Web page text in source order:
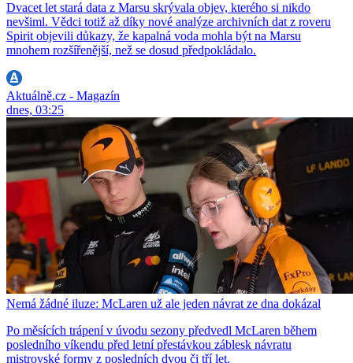
Dvacet let stará data z Marsu skrývala objev, kterého si nikdo
nevšiml. Vědci totiž až díky nové analýze archivních dat z roveru
Spirit objevili důkazy, že kapalná voda mohla být na Marsu
mnohem rozšířenější, než se dosud předpokládalo.
Aktuálně.cz - Magazín
dnes, 03:25
Nemá žádné iluze: McLaren už ale jeden návrat ze dna dokázal
Po měsících trápení v úvodu sezony předvedl McLaren během
posledního víkendu před letní přestávkou záblesk návratu
mistrovské formy z posledních dvou či tří let.